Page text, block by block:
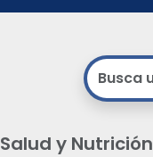
Salud y Nutrición